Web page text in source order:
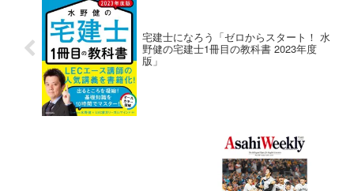
宅建士になろう「ゼロからスタート！ 水
野健の宅建士1冊目の教科書 2023年度
版」